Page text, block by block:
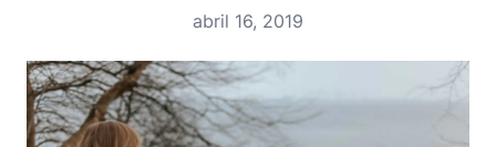
abril 16, 2019